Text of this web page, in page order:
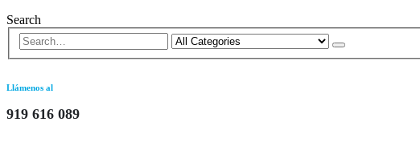
Search
Llámenos al
919 616 089